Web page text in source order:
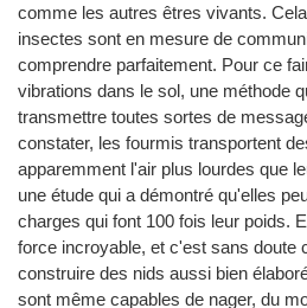
comme les autres êtres vivants.
insectes sont en mesure de
comprendre parfaitement. Pour ce
vibrations dans le sol, une méthode
transmettre toutes sortes de
constater, les fourmis transportent
apparemment l'air plus lourdes que
une étude qui a démontré qu'elles
charges qui font 100 fois leur poids.
force incroyable, et c'est sans doute
construire des nids aussi bien
sont même capables de nager, du